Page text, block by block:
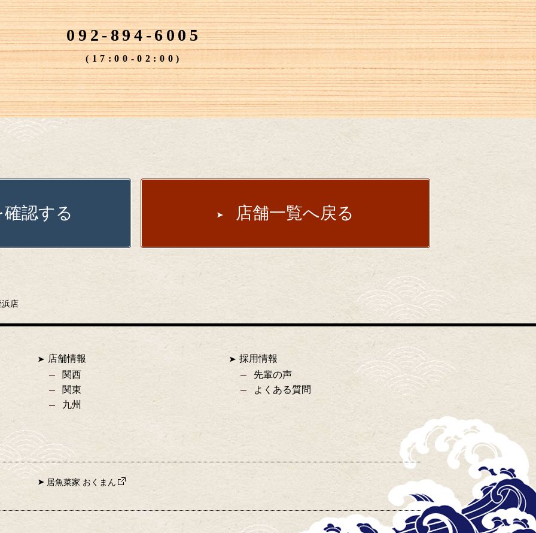
092-894-6005
(17:00-02:00)
認する 店舗一覧へ戻る
浜店
店舗情報
関西
関東
九州
採用情報
先輩の声
よくある質問
居魚菜家 おくまん